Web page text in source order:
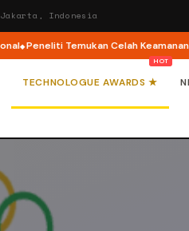
Indonesia
Celah Keamanan di Apple
TECHNOLOGUE AWARDS ★